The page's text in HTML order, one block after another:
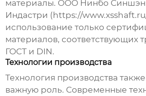
материалы. ООО Нинбо
Индастри (https://
использование только
материалов, соответствующих
ГОСТ и DIN.
Технологии производства
Технология производства
важную роль. Современные